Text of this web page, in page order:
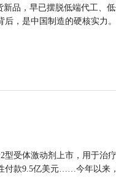
品，早已摆脱低端代工、
，是中国制造的硬核实力。
受体激动剂上市，用于治
款9.5亿美元……今年以来